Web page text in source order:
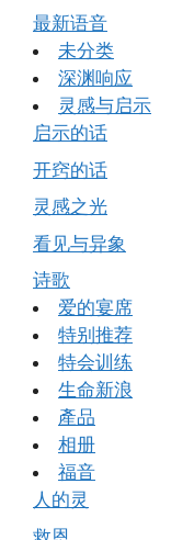
最新语音
未分类
深渊响应
灵感与启示
启示的话
开窍的话
灵感之光
看见与异象
诗歌
爱的宴席
特别推荐
特会训练
生命新浪
產品
相册
福音
人的灵